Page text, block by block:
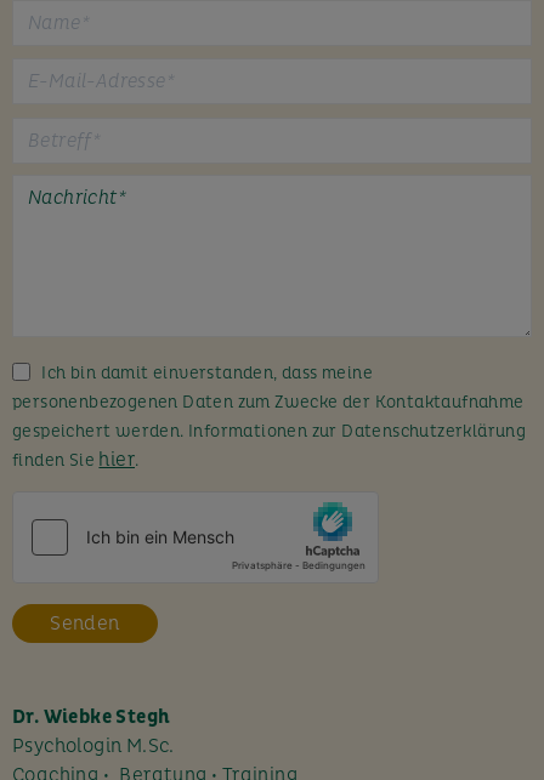
e
d
i
e
e
l
e
e
Ich bin damit einverstanden, dass meine
personenbezogenen Daten zum Zwecke der Kontaktaufnahme
gespeichert werden. Informationen zur Datenschutzerklärung
finden Sie hier.
Dr. Wiebke Stegh
Psychologin M.Sc.